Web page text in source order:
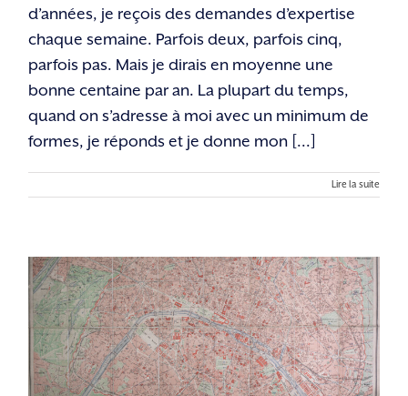
d’années, je reçois des demandes d’expertise
chaque semaine. Parfois deux, parfois cinq,
parfois pas. Mais je dirais en moyenne une
bonne centaine par an. La plupart du temps,
quand on s’adresse à moi avec un minimum de
formes, je réponds et je donne mon [...]
Lire la suite
Un aperçu du Paris de Van Gogh : notre nouvelle
acquisition d’une carte de 1887
Recherche